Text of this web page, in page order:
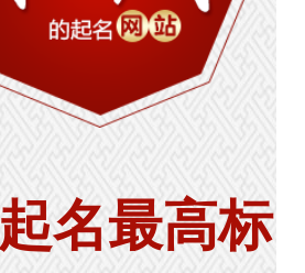
起名最高标